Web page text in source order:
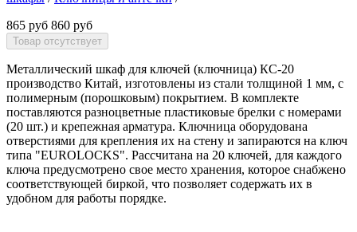
865 руб 860 руб
Металлический шкаф для ключей (ключница) КС-20
производство Китай, изготовлены из стали толщиной 1 мм, с
полимерным (порошковым) покрытием. В комплекте
поставляются разноцветные пластиковые брелки с номерами
(20 шт.) и крепежная арматура. Ключница оборудована
отверстиями для крепления их на стену и запираются на ключ
типа "EUROLOCKS". Рассчитана на 20 ключей, для каждого
ключа предусмотрено свое место хранения, которое снабжено
соответствующей биркой, что позволяет содержать их в
удобном для работы порядке.